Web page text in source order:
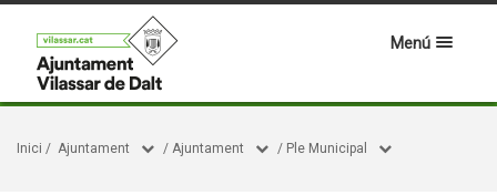
Menú
Inici / Ajuntament / Ajuntament / Ple Municipal